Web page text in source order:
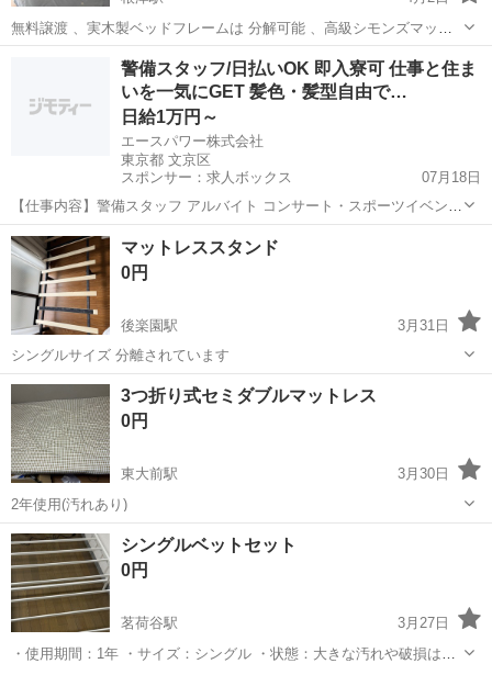
無料譲渡 、実木製ベッドフレームは 分解可能 、高級シモンズマット
レス付き、4月末に 引き渡し可
文京区 根津駅 ベッド シモンズマットレス
警備スタッフ/日払いOK 即入寮可 仕事と住ま
いを一気にGET 髪色・髪型自由で…
日給1万円～
エースパワー株式会社
東京都 文京区
スポンサー：求人ボックス
07月18日
【仕事内容】警備スタッフ アルバイト コンサート・スポーツイベン
ト・展示会などのイベントや、 工事現場周辺で警備・交通誘導をして
いただきます。 経験者の方はもちろん、未経験者の方も積極的に採用
中! 難しいスキルは不要! 基本的なル...
アルバイト・パート
マットレススタンド
0円
後楽園駅
3月31日
シングルサイズ 分離されています
東京 文京区 後楽園駅 ベッド スタンド
3つ折り式セミダブルマットレス
0円
東大前駅
3月30日
2年使用(汚れあり)
東京 文京区 東大前駅 ベッド
シングルベットセット
0円
茗荷谷駅
3月27日
・使用期間：1年 ・サイズ：シングル ・状態：大きな汚れや破損はあ